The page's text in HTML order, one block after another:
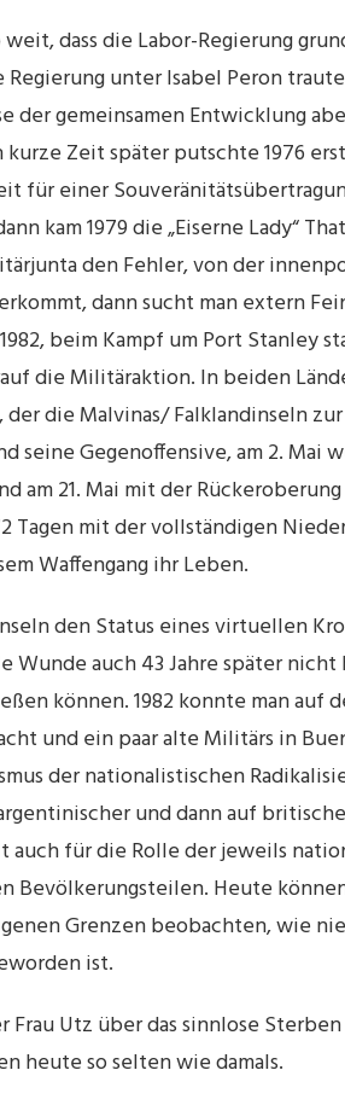
dass die Labor-Regierung
unter Isabel Peron
der gemeinsamen Entwicklung
Zeit später putschte 1976
für einer
kam 1979 die „Eiserne Lady“
den Fehler, von der
dann sucht man extern
beim Kampf um Port Stanley
die Militäraktion. In beiden
die Malvinas/ Falklandinseln
seine Gegenoffensive, am 2. Mai
am 21. Mai mit der
Tagen mit der vollständigen
Waffengang ihr Leben.
den Status eines virtuellen
auch 43 Jahre später nicht
können. 1982 konnte man
und ein paar alte Militärs in
der nationalistischen
und dann auf
auch für die Rolle der jeweils
Bevölkerungsteilen. Heute
Grenzen beobachten, wie
ist.
Frau Utz über das sinnlose
heute so selten wie damals.